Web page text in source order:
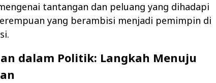
tantangan dan peluang yang dihadapi
yang berambisi menjadi pemimpin di
dalam Politik: Langkah Menuju